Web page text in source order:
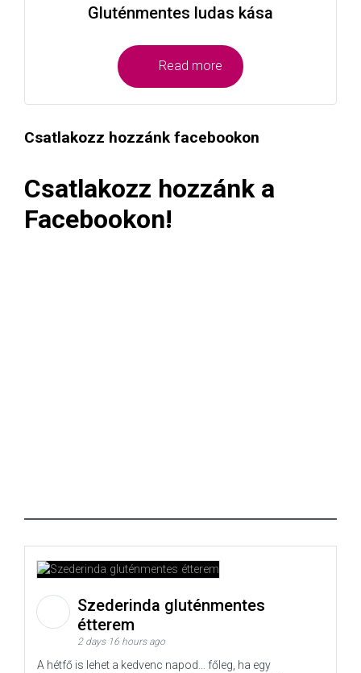
Gluténmentes ludas kása
Read more
Csatlakozz hozzánk facebookon
Csatlakozz hozzánk a
Facebookon!
Szederinda gluténmentes
étterem
2 days 16 hours ago
A hétfő is lehet a kedvenc napod… főleg, ha egy